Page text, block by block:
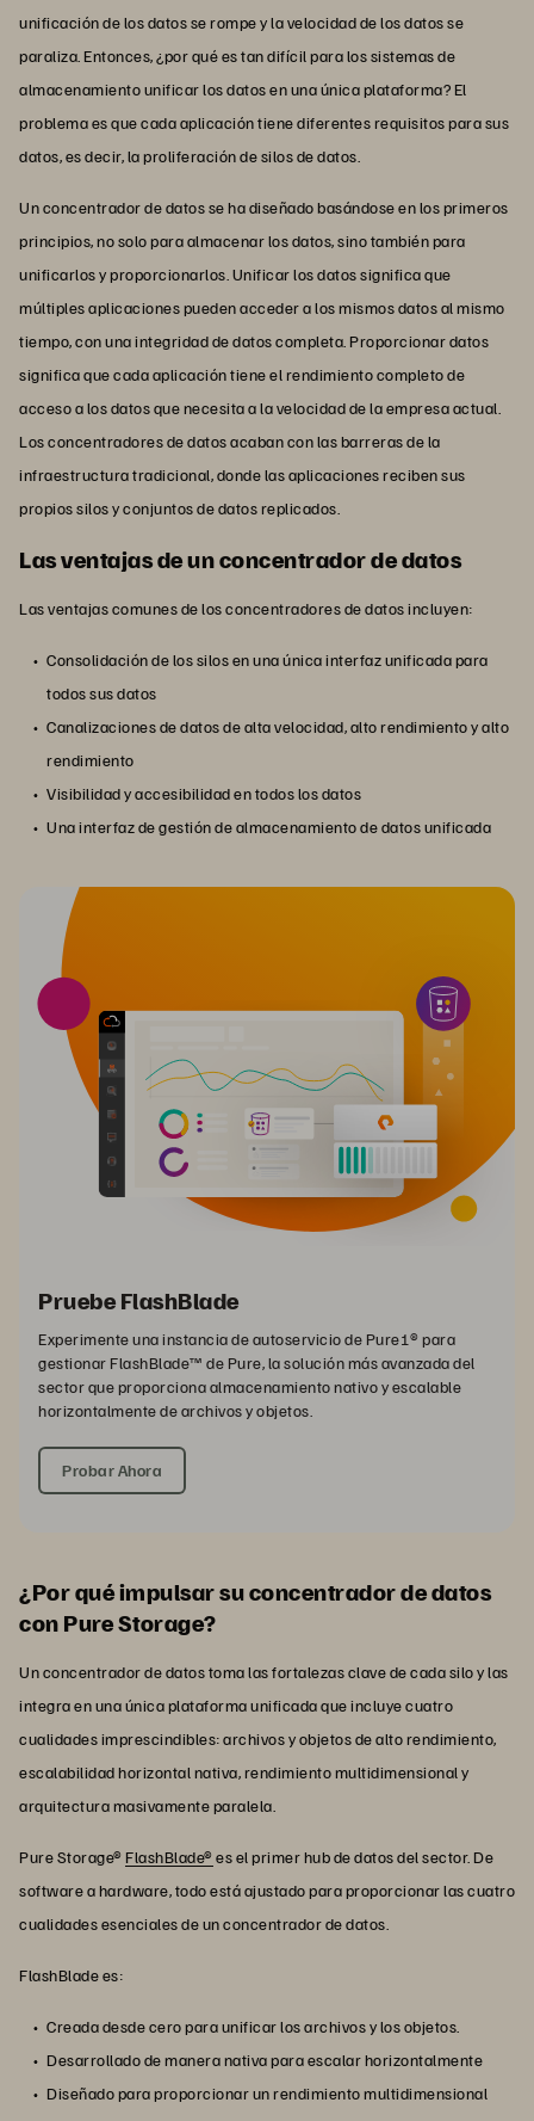
unificación de los datos se rompe y la velocidad de los datos se
paraliza. Entonces, ¿por qué es tan difícil para los sistemas de
almacenamiento unificar los datos en una única plataforma? El
problema es que cada aplicación tiene diferentes requisitos para sus
datos, es decir, la proliferación de silos de datos.
Un concentrador de datos se ha diseñado basándose en los primeros
principios, no solo para almacenar los datos, sino también para
unificarlos y proporcionarlos. Unificar los datos significa que
múltiples aplicaciones pueden acceder a los mismos datos al mismo
tiempo, con una integridad de datos completa. Proporcionar datos
significa que cada aplicación tiene el rendimiento completo de
acceso a los datos que necesita a la velocidad de la empresa actual.
Los concentradores de datos acaban con las barreras de la
infraestructura tradicional, donde las aplicaciones reciben sus
propios silos y conjuntos de datos replicados.
Las ventajas de un concentrador de datos
Las ventajas comunes de los concentradores de datos incluyen:
Consolidación de los silos en una única interfaz unificada para
todos sus datos
Canalizaciones de datos de alta velocidad, alto rendimiento y alto
rendimiento
Visibilidad y accesibilidad en todos los datos
Una interfaz de gestión de almacenamiento de datos unificada
Pruebe FlashBlade
Experimente una instancia de autoservicio de Pure1® para
gestionar FlashBlade™ de Pure, la solución más avanzada del
sector que proporciona almacenamiento nativo y escalable
horizontalmente de archivos y objetos.
Probar Ahora
¿Por qué impulsar su concentrador de datos
con Pure Storage?
Un concentrador de datos toma las fortalezas clave de cada silo y las
integra en una única plataforma unificada que incluye cuatro
cualidades imprescindibles: archivos y objetos de alto rendimiento,
escalabilidad horizontal nativa, rendimiento multidimensional y
arquitectura masivamente paralela.
Pure Storage® FlashBlade® es el primer hub de datos del sector. De
software a hardware, todo está ajustado para proporcionar las cuatro
cualidades esenciales de un concentrador de datos.
FlashBlade es:
Creada desde cero para unificar los archivos y los objetos.
Desarrollado de manera nativa para escalar horizontalmente
Diseñado para proporcionar un rendimiento multidimensional